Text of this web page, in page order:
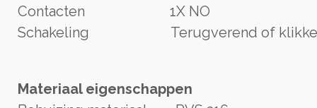
Contacten 1X NO
Schakeling Terugverend of
Materiaal eigenschappen